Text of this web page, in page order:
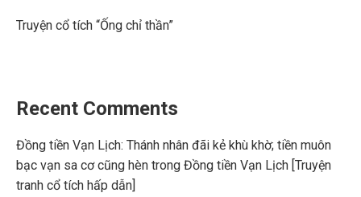
Truyện cổ tích “Ống chỉ thần”
Recent Comments
Đồng tiền Vạn Lịch: Thánh nhân đãi kẻ khù khờ; tiền muôn
bạc vạn sa cơ cũng hèn trong Đồng tiền Vạn Lịch [Truyện
tranh cổ tích hấp dẫn]